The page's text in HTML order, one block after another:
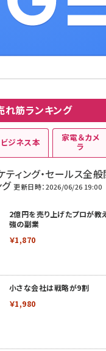
筋ランキング
ィング・セールス全
更新日時：2026/06/26 19:00
2億円を売り上げたプロが
強の副業
￥1,870
小さな会社は戦略が9割
￥1,980
ビジネス本 家電＆カメ
ラ